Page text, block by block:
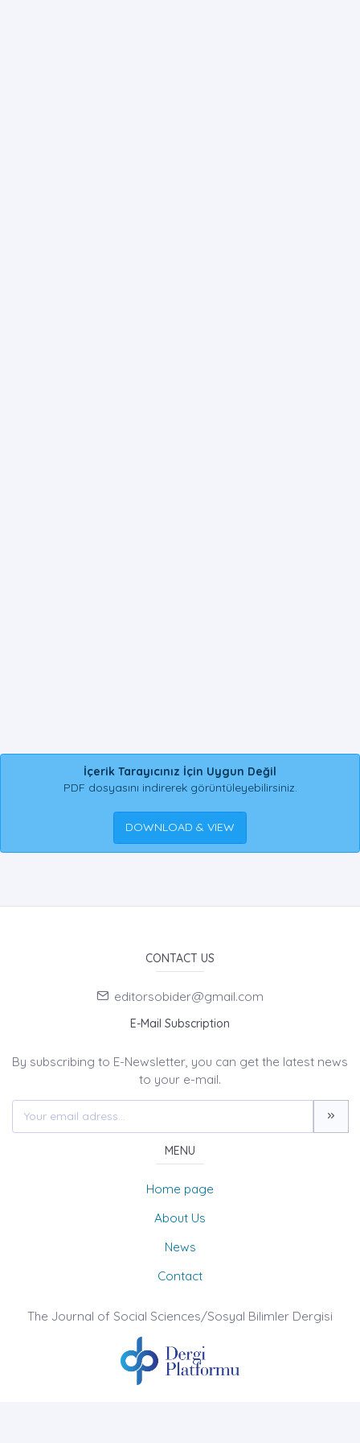
İçerik Tarayıcınız İçin Uygun Değil
PDF dosyasını indirerek görüntüleyebilirsiniz.
DOWNLOAD & VIEW
CONTACT US
editorsobider@gmail.com
E-Mail Subscription
By subscribing to E-Newsletter, you can get the latest news
to your e-mail.
MENU
Home page
About Us
News
Contact
The Journal of Social Sciences/Sosyal Bilimler Dergisi